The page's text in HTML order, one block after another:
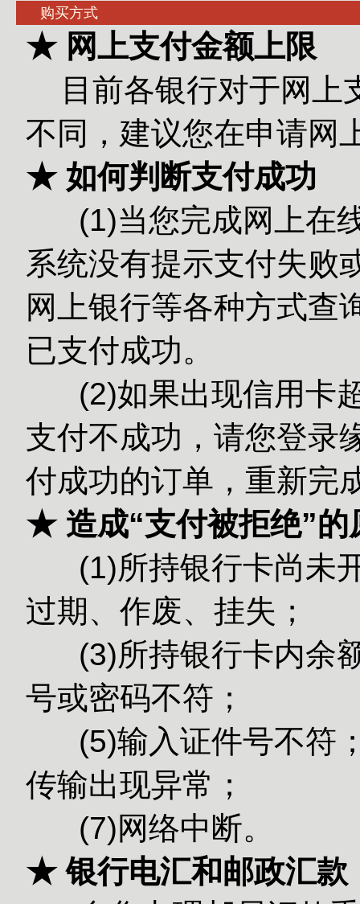
购买方式
★ 网上支付金额上限
目前各银行对于网
不同，建议您在申请网
★ 如何判断支付成功
(1)当您完成网上在线
系统没有提示支付失败
网上银行等各种方式查
已支付成功。
(2)如果出现信用卡超
支付不成功，请您登录
付成功的订单，重新完
★ 造成“支付被拒绝”的
(1)所持银行卡尚未
过期、作废、挂失；
(3)所持银行
号或密码不符；
(5)输入证
传输出现异常；
(7)网络中断。
★ 银行电汇和邮政汇款